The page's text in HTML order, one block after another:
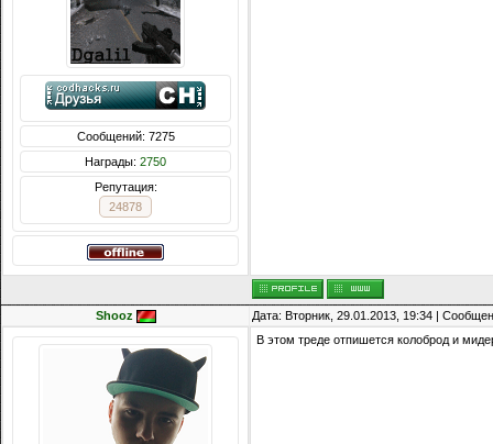
Сообщений: 7275
Награды: 2750
Репутация:
24878
Shooz Дата: Вторник, 29.01.2013, 19:34 |
В этом треде отпишется колоброд и